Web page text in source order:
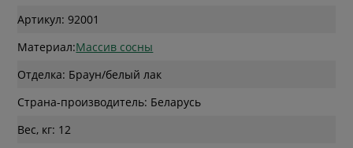
Артикул: 92001
Материал:Массив сосны
Отделка: Браун/белый лак
Страна-производитель: Беларусь
Вес, кг: 12